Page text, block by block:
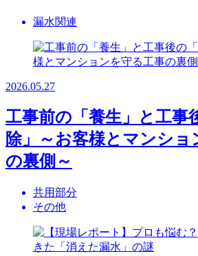
漏水関連
2026.05.27
工事前の「養生」と工事
除」～お客様とマンショ
の裏側～
共用部分
その他